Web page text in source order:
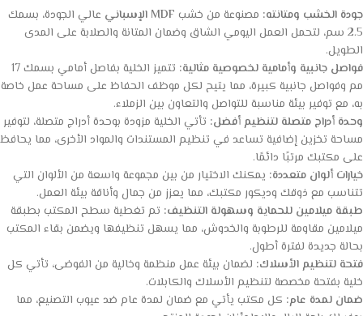
جودة الخشب ومتانته: مصنوعة من خشب MDF الإسباني
عالي الجودة، بسمك
2.5 سم، لتحمل العمل اليومي الشاق وضمان المتانة والصلابة على المدى
الطويل.
فواصل جانبية وأمامية لخصوصية مثالية:
تتميز الخلية بفاصل أمامي بسمك 17
مم وفواصل جانبية كبيرة، مما يتيح لكل موظف الحفاظ على مساحة عمل خاصة
به، مع توفير بيئة مناسبة للتواصل والتعاون بين الزملاء.
وحدة أدراج متصلة لتنظيم أفضل: تأتي الخلية مزودة بوحدة أدراج متصلة، لتوفير
مساحة تخزين إضافية تساعد في تنظيم المستندات والمواد الأخرى، مما يحافظ
على مكتبك مرتبًا دائمًا.
خيارات ألوان متعددة: يمكنك الاختيار من بين مجموعة واسعة من الألوان التي
تتناسب مع ذوقك وديكور مكتبك، مما يعزز من جمال وأناقة بيئة العمل.
طبقة ميلامين للحماية وسهولة التنظيف: تم تغطية سطح المكتب بطبقة
ميلامين مقاومة للرطوبة والخدوش، مما يسهل تنظيفها ويضمن بقاء المكتب
بحالة جديدة لفترة أطول.
فتحة لتنظيم الأسلاك: لضمان بيئة عمل منظمة وخالية من الفوضى، تأتي كل
خلية بفتحة مخصصة لتنظيم الأسلاك والكابلات.
ضمان لمدة عام: كل مكتب يأتي مع ضمان لمدة عام ضد عيوب التصنيع، مما